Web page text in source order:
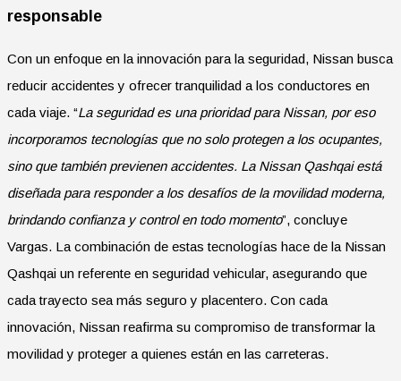
responsable
Con un enfoque en la innovación para la seguridad, Nissan busca
reducir accidentes y ofrecer tranquilidad a los conductores en
cada viaje. “La seguridad es una prioridad para Nissan, por eso
incorporamos tecnologías que no solo protegen a los ocupantes,
sino que también previenen accidentes. La Nissan Qashqai está
diseñada para responder a los desafíos de la movilidad moderna,
brindando confianza y control en todo momento”, concluye
Vargas. La combinación de estas tecnologías hace de la Nissan
Qashqai un referente en seguridad vehicular, asegurando que
cada trayecto sea más seguro y placentero. Con cada
innovación, Nissan reafirma su compromiso de transformar la
movilidad y proteger a quienes están en las carreteras.